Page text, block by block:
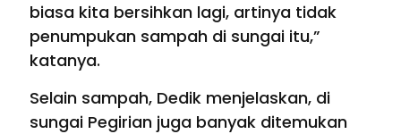
biasa kita bersihkan lagi, artinya tidak
penumpukan sampah di sungai itu,”
katanya.
Selain sampah, Dedik menjelaskan, di
sungai Pegirian juga banyak ditemukan